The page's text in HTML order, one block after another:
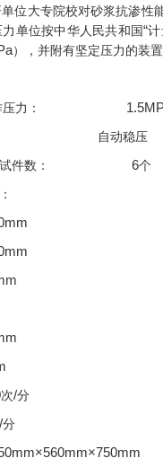
位大专院校对砂浆抗渗性
单位按中华人民共和国“
），并附有坚定压力的装
力：
自动稳压
件数： 6个
次/分
/分